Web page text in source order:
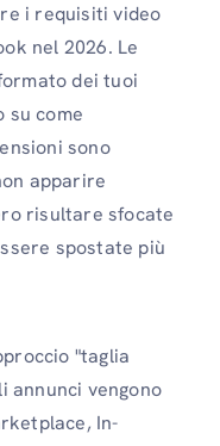
i requisiti video
nel 2026. Le
dei tuoi
su come
sono
apparire
risultare sfocate
spostate più
"taglia
annunci vengono
In-